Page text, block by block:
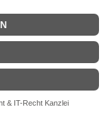
TB (24
-